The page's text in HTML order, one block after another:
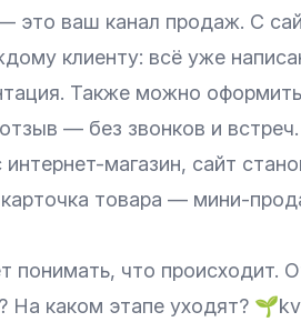
это ваш канал продаж. С
клиенту: всё уже
Также можно оформить
— без звонков и
интернет-магазин, сайт
товара — мини-
понимать, что происходит.
На каком этапе уходят?